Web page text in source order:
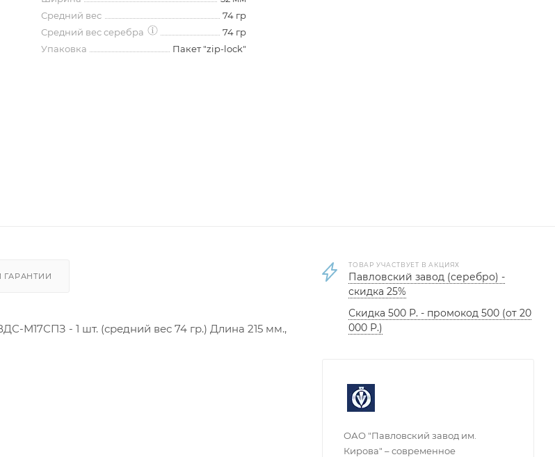
Средний вес
74 гр
Средний вес серебра
74 гр
Упаковка
Пакет "zip-lock"
М17СПЗ - 1 шт. (средний вес 74 гр.) Длина 215 мм.,
ТОВАР УЧАСТВУЕТ В АКЦИЯХ
Павловский завод (серебро) -
скидка 25%
Скидка 500 Р. - промокод 500 (от 20
000 Р.)
ОАО "Павловский завод им.
Кирова" – современное